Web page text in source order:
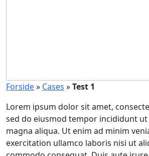
Forside» Cases »Test 1
Lorem ipsum dolor sit amet,
sed do eiusmod tempor incididunt
magna aliqua. Ut enim ad minim
exercitation ullamco laboris nisi ut